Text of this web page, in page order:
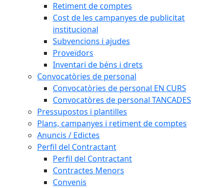
Retiment de comptes
Cost de les campanyes de publicitat
institucional
Subvencions i ajudes
Proveïdors
Inventari de béns i drets
Convocatòries de personal
Convocatòries de personal EN CURS
Convocatòres de personal TANCADES
Pressupostos i plantilles
Plans, campanyes i retiment de comptes
Anuncis / Edictes
Perfil del Contractant
Perfil del Contractant
Contractes Menors
Convenis